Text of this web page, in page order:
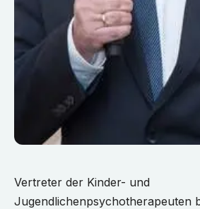
Vertreter der Kinder- und
Jugendlichenpsychotherapeuten